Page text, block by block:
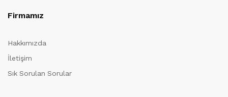
Firmamız
Hakkımızda
İletişim
Sık Sorulan Sorular